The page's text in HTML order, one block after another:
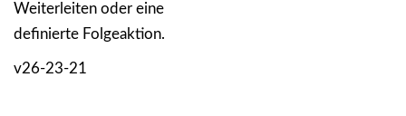
Weiterleiten oder eine
definierte Folgeaktion.
v26-23-21